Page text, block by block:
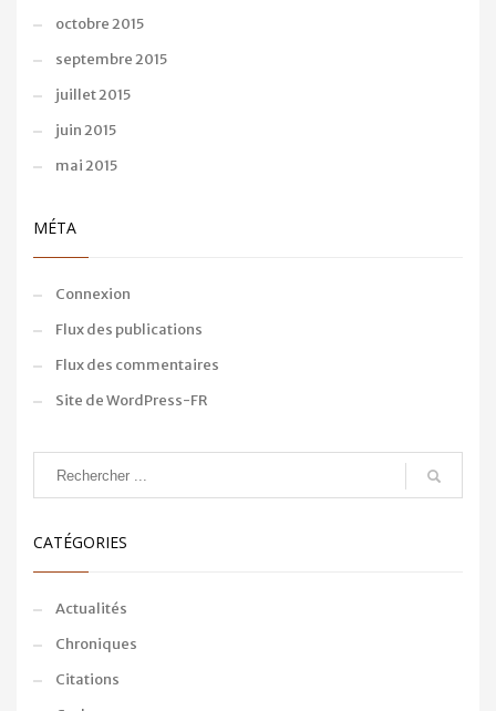
octobre 2015
septembre 2015
juillet 2015
juin 2015
mai 2015
MÉTA
Connexion
Flux des publications
Flux des commentaires
Site de WordPress-FR
CATÉGORIES
Actualités
Chroniques
Citations